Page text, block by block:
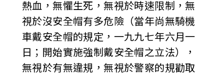
熱血，無懼生死，無視於時速限制，無
視於沒安全帽有多危險（當年尚無騎機
車戴安全帽的規定，一九九七年六月一
日；開始實施強制戴安全帽之立法），
無視於有無違規，無視於警察的規勸取